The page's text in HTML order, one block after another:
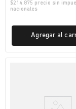
$214.875 precio sin
nacionales
Agregar al